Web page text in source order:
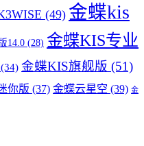
(49) 金蝶kis
14.0 (28) 金蝶KIS专业
(34) 金蝶KIS旗舰版 (51)
你版 (37) 金蝶云星空 (39) 金